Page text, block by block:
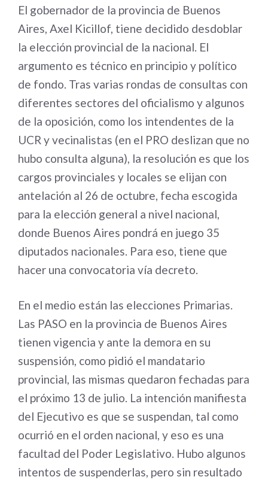
El gobernador de la provincia de Buenos
Aires, Axel Kicillof, tiene decidido desdoblar
la elección provincial de la nacional. El
argumento es técnico en principio y político
de fondo. Tras varias rondas de consultas con
diferentes sectores del oficialismo y algunos
de la oposición, como los intendentes de la
UCR y vecinalistas (en el PRO deslizan que no
hubo consulta alguna), la resolución es que los
cargos provinciales y locales se elijan con
antelación al 26 de octubre, fecha escogida
para la elección general a nivel nacional,
donde Buenos Aires pondrá en juego 35
diputados nacionales. Para eso, tiene que
hacer una convocatoria vía decreto.
En el medio están las elecciones Primarias.
Las PASO en la provincia de Buenos Aires
tienen vigencia y ante la demora en su
suspensión, como pidió el mandatario
provincial, las mismas quedaron fechadas para
el próximo 13 de julio. La intención manifiesta
del Ejecutivo es que se suspendan, tal como
ocurrió en el orden nacional, y eso es una
facultad del Poder Legislativo. Hubo algunos
intentos de suspenderlas, pero sin resultado